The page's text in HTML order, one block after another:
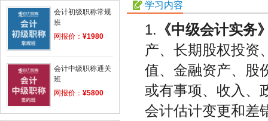
会计初级职称常规
班
网报价： ¥1980
会计中级职称通关
班
网报价： ¥5800
学习内容
1. 《中级会计实务
产、长期股权投资
值、金融资产、股
或有事项、收入、
会计估计变更和差